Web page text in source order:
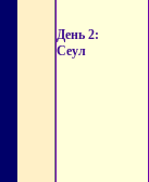
День 2:
Сеул